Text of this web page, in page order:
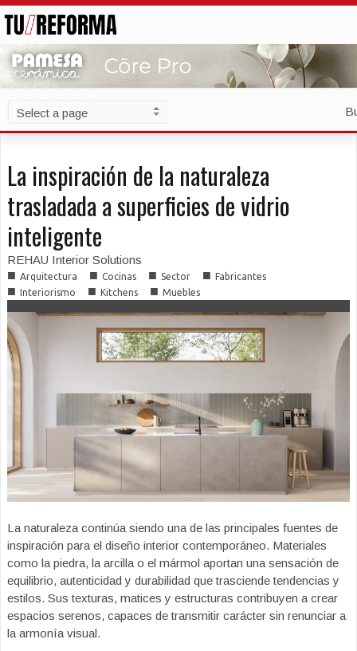
La inspiración de la naturaleza
trasladada a superficies de vidrio
inteligente
REHAU Interior Solutions
■ Arquitectura ■ Cocinas ■ Sector ■ Fabricantes
■ Interiorismo ■ Kitchens ■ Muebles
La naturaleza continúa siendo una de las principales fuentes de
inspiración para el diseño interior contemporáneo. Materiales
como la piedra, la arcilla o el mármol aportan una sensación de
equilibrio, autenticidad y durabilidad que trasciende tendencias y
estilos. Sus texturas, matices y estructuras contribuyen a crear
espacios serenos, capaces de transmitir carácter sin renunciar a
la armonía visual.